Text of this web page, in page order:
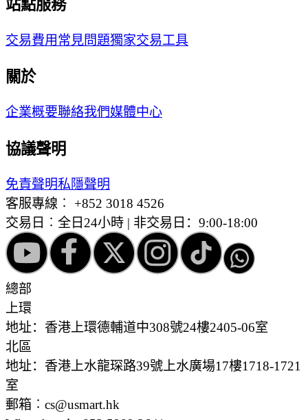
站點服務
交易費用常見問題獨家交易工具
關於
企業概要聯絡我們媒體中心
協議聲明
免責聲明私隱聲明
客服專線︰ +852 3018 4526
交易日︰全日24小時 | 非交易日：9:00-18:00
總部
上環
地址：香港上環德輔道中308號24樓2405-06室
北區
地址：香港上水龍琛路39號上水廣場17樓1718-1721
室
郵箱︰cs@usmart.hk